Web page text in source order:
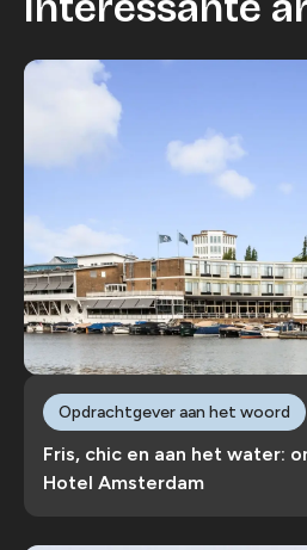
Fris, chic en aan het water:
Hotel Amsterdam
Opdrachtgever aan het woord